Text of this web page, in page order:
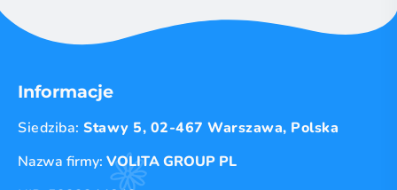
Informacje
Siedziba: Stawy 5, 02-467 Warszawa, Polska
Nazwa firmy: VOLITA GROUP PL